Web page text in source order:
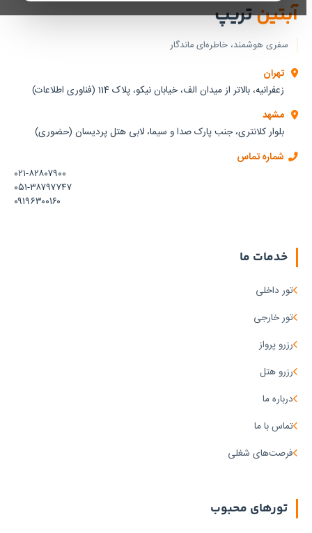
آبتینتریپ
سفری هوشمند، خاطره‌ای ماندگار
تهران
زعفرانیه، بالاتر از میدان الف، خیابان نیکو، پلاک 114 (فناوری اطلاعات)
مشهد
بلوار کلانتری، جنب پارک صدا و سیما، لابی هتل پردیسان (حضوری)
شماره تماس
۰۲۱-۸۲۸۰۷۹۰۰
۰۵۱-۳۸۷۹۷۷۴۷
۰۹۱۹۶۳۰۰۱۶۰
خدمات ما
تور داخلی
تور خارجی
رزرو پرواز
رزرو هتل
درباره ما
تماس با ما
فرصت‌های شغلی
تورهای محبوب